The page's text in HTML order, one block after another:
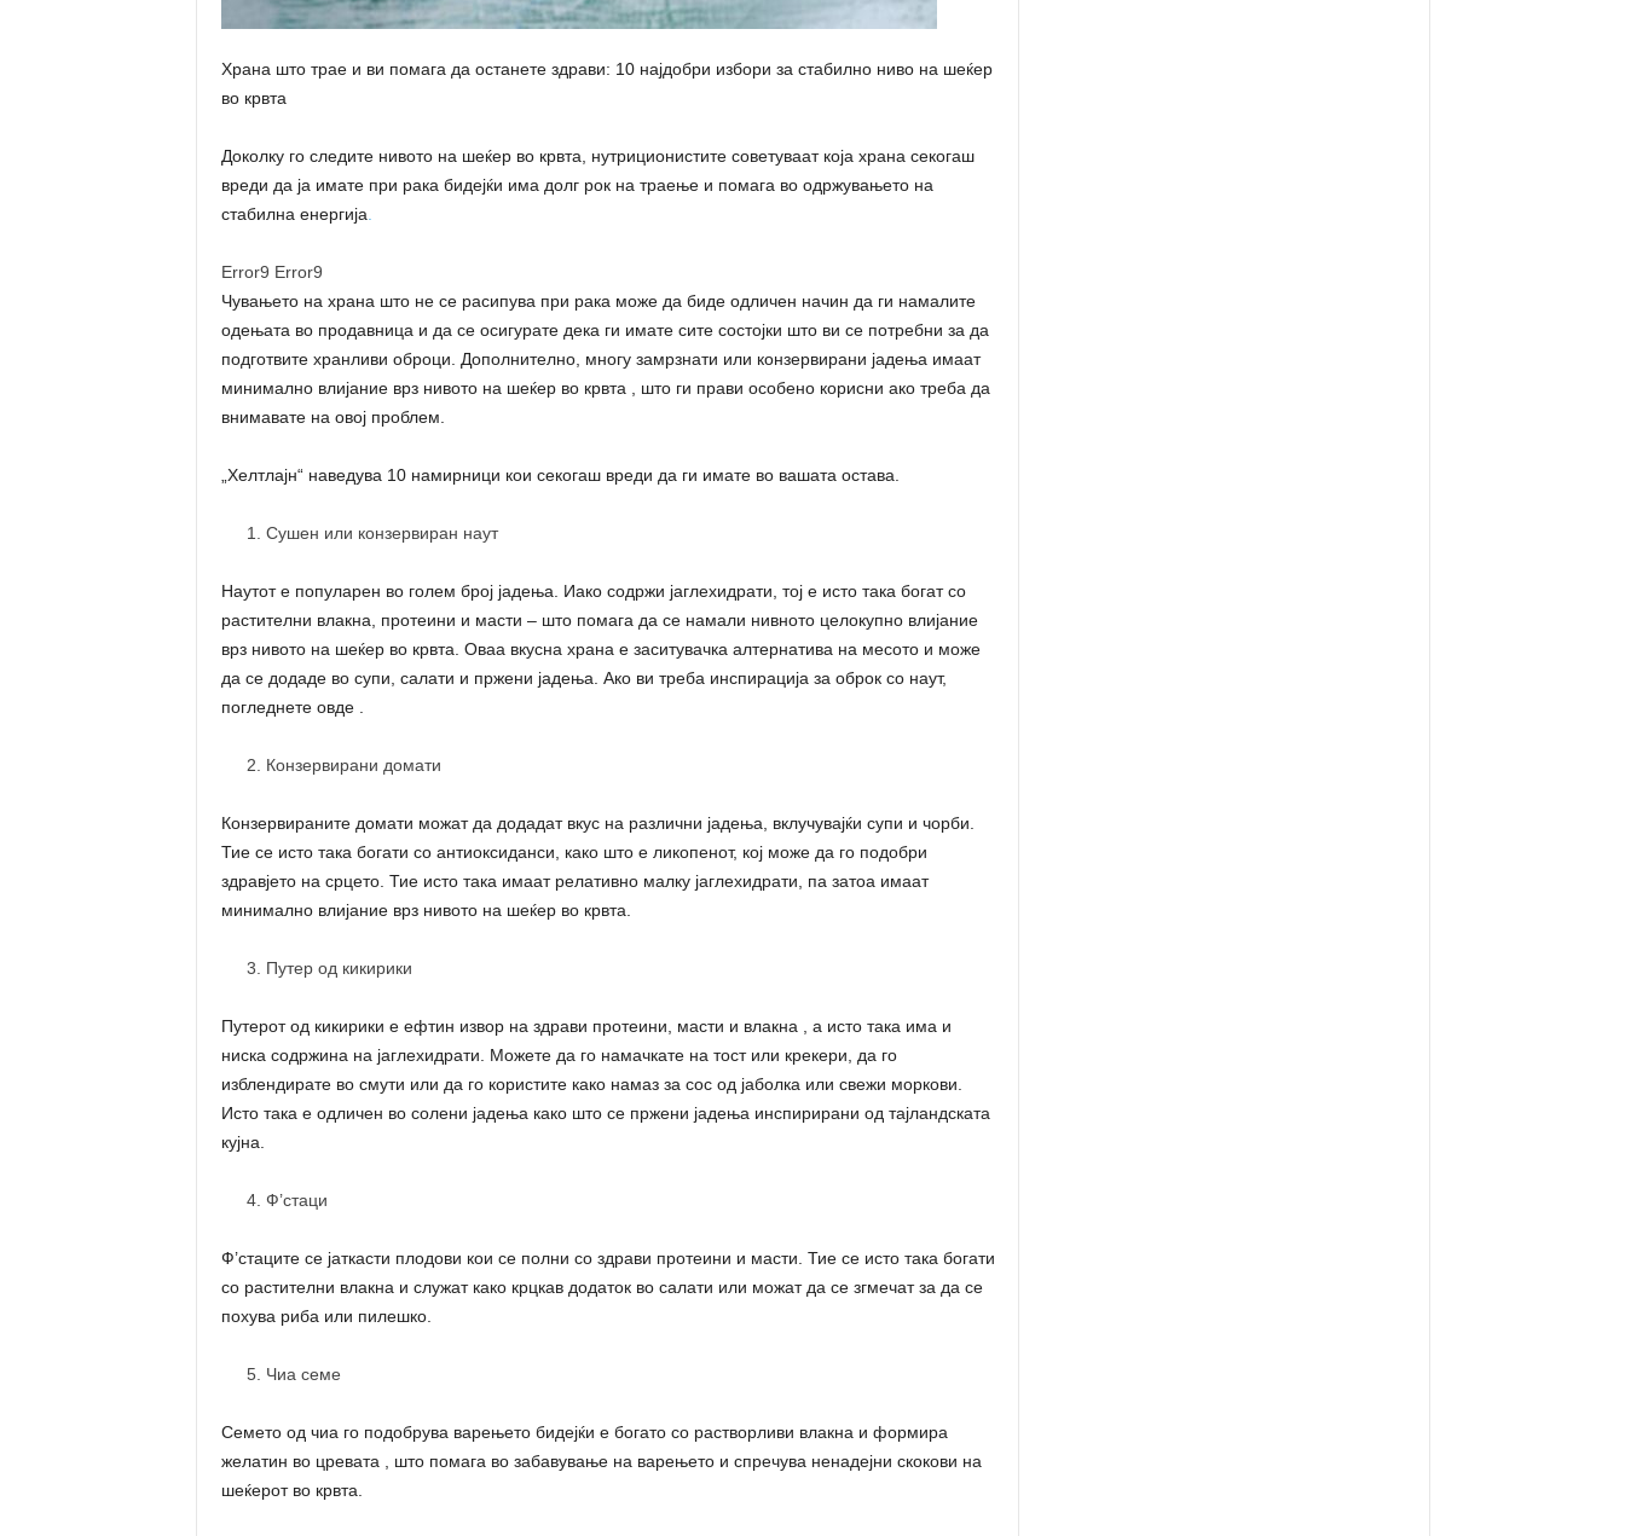
Храна што трае и ви помага да останете здрави: 10 најдобри избори за стабилно ниво на шеќер
во крвта
Доколку го следите нивото на шеќер во крвта, нутриционистите советуваат која храна секогаш
вреди да ја имате при рака бидејќи има долг рок на траење и помага во одржувањето на
стабилна енергија
Error9 Error9
Чувањето на храна што не се расипува при рака може да биде одличен начин да ги намалите
одењата во продавница и да се осигурате дека ги имате сите состојки што ви се потребни за да
подготвите хранливи оброци. Дополнително, многу замрзнати или конзервирани јадења имаат
минимално влијание врз нивото на шеќер во крвта , што ги прави особено корисни ако треба да
внимавате на овој проблем.
„Хелтлајн“ наведува 10 намирници кои секогаш вреди да ги имате во вашата остава.
Сушен или конзервиран наут
Наутот е популарен во голем број јадења. Иако содржи јаглехидрати, тој е исто така богат со
растителни влакна, протеини и масти – што помага да се намали нивното целокупно влијание
врз нивото на шеќер во крвта. Оваа вкусна храна е заситувачка алтернатива на месото и може
да се додаде во супи, салати и пржени јадења. Ако ви треба инспирација за оброк со наут,
погледнете овде .
Конзервирани домати
Конзервираните домати можат да додадат вкус на различни јадења, вклучувајќи супи и чорби.
Тие се исто така богати со антиоксиданси, како што е ликопенот, кој може да го подобри
здравјето на срцето. Тие исто така имаат релативно малку јаглехидрати, па затоа имаат
минимално влијание врз нивото на шеќер во крвта.
Путер од кикирики
Путерот од кикирики е ефтин извор на здрави протеини, масти и влакна , а исто така има и
ниска содржина на јаглехидрати. Можете да го намачкате на тост или крекери, да го
изблендирате во смути или да го користите како намаз за сос од јаболка или свежи моркови.
Исто така е одличен во солени јадења како што се пржени јадења инспирирани од тајландската
кујна.
Ф’стаци
Ф’стаците се јаткасти плодови кои се полни со здрави протеини и масти. Тие се исто така богати
со растителни влакна и служат како крцкав додаток во салати или можат да се згмечат за да се
похува риба или пилешко.
Чиа семе
Семето од чиа го подобрува варењето бидејќи е богато со растворливи влакна и формира
желатин во цревата , што помага во забавување на варењето и спречува ненадејни скокови на
шеќерот во крвта.